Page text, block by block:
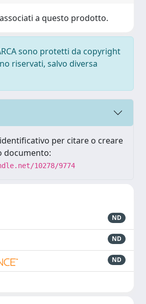
a questo prodotto.
sono protetti da copyright
riservati, salvo diversa
per citare o creare
documento:
10278/9774
ND
ND
ND